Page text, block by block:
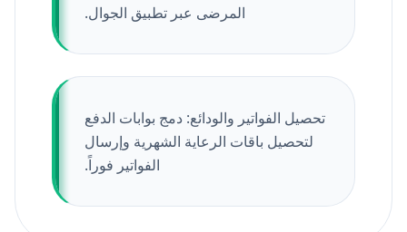
المرضى عبر تطبيق الجوال.
تحصيل الفواتير والودائع: دمج بوابات الدفع
لتحصيل باقات الرعاية الشهرية وإرسال
الفواتير فوراً.